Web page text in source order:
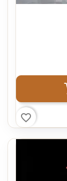
favorite_border